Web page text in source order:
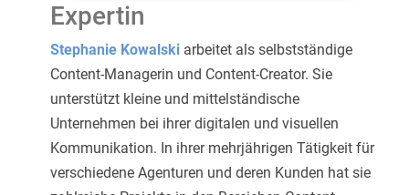
Expertin
Stephanie Kowalski arbeitet als selbstständige
Content-Managerin und Content-Creator. Sie
unterstützt kleine und mittelständische
Unternehmen bei ihrer digitalen und visuellen
Kommunikation. In ihrer mehrjährigen Tätigkeit für
verschiedene Agenturen und deren Kunden hat sie